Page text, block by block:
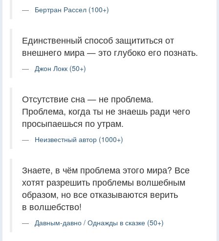
Бертран Рассел (100+)
Единственный способ защититься от
внешнего мира — это глубоко его познать.
Джон Локк (50+)
Отсутствие сна — не проблема.
Проблема, когда ты не знаешь ради чего
просыпаешься по утрам.
Неизвестный автор (1000+)
Знаете, в чём проблема этого мира? Все
хотят разрешить проблемы волшебным
образом, но все отказываются верить
в волшебство!
Давным-давно / Однажды в сказке (50+)